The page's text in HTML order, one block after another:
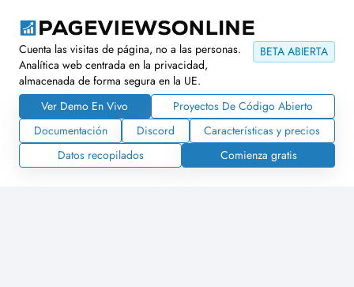
BETA ABIERTA
Cuenta las visitas de página, no a las personas.
Analítica web centrada en la privacidad,
almacenada de forma segura en la UE.
Ver Demo En Vivo
Proyectos De Código Abierto
Documentación
Discord
Características y precios
Datos recopilados
Comienza gratis